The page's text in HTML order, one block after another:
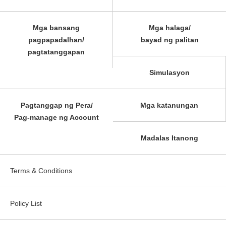
Mga bansang
pagpapadalhan/
pagtatanggapan
Mga halaga/
bayad ng palitan
Simulasyon
Pagtanggap ng Pera/
Pag-manage ng Account
Mga katanungan
Madalas Itanong
Terms & Conditions
Policy List